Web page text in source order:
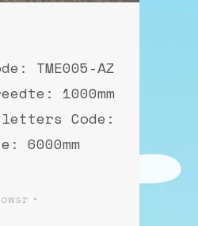
TME005-AZ
1000mm
Code:
6000mm